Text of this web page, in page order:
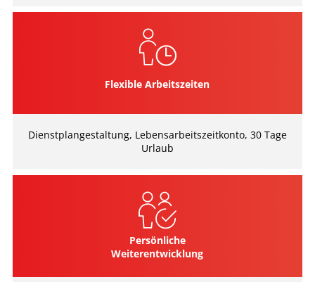
Flexible Arbeitszeiten
Dienstplangestaltung, Lebensarbeitszeitkonto, 30 Tage
Urlaub
Persönliche
Weiterentwicklung